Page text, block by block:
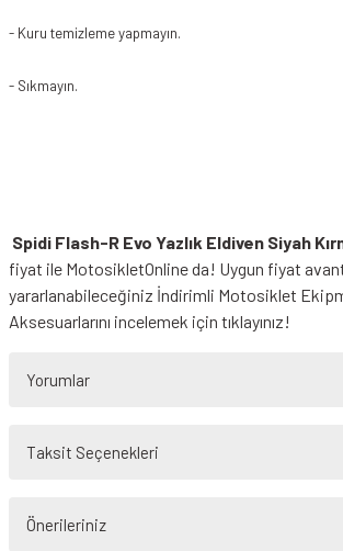
- Kuru temizleme yapmayın.
- Sıkmayın.
Spidi Flash-R Evo Yazlık Eldiven Siyah
fiyat ile MotosikletOnline da! Uygun fiyat
yararlanabileceğiniz İndirimli Motosiklet
Aksesuarlarını incelemek için tıklayınız!
Yorumlar
Taksit Seçenekleri
Önerileriniz